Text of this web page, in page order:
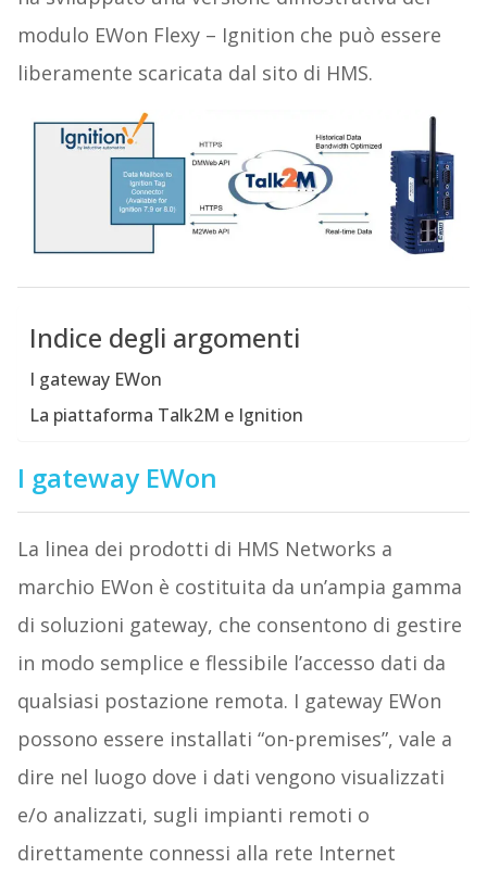
modulo EWon Flexy – Ignition che può essere
liberamente scaricata dal sito di HMS.
Indice degli argomenti
I gateway EWon
La piattaforma Talk2M e Ignition
I gateway EWon
La linea dei prodotti di HMS Networks a
marchio EWon è costituita da un’ampia gamma
di soluzioni gateway, che consentono di gestire
in modo semplice e flessibile l’accesso dati da
qualsiasi postazione remota. I gateway EWon
possono essere installati “on-premises”, vale a
dire nel luogo dove i dati vengono visualizzati
e/o analizzati, sugli impianti remoti o
direttamente connessi alla rete Internet